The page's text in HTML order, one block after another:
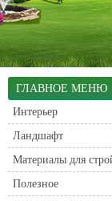
ГЛАВНОЕ МЕНЮ
Интерьер
Ландшафт
Материалы для
Полезное